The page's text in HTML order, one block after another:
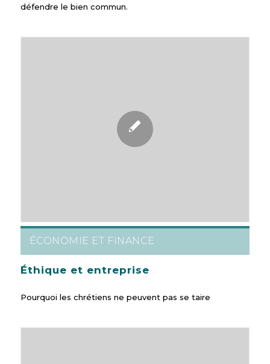
défendre le bien commun.
ÉCONOMIE ET FINANCE
Éthique et entreprise
Pourquoi les chrétiens ne peuvent pas se taire